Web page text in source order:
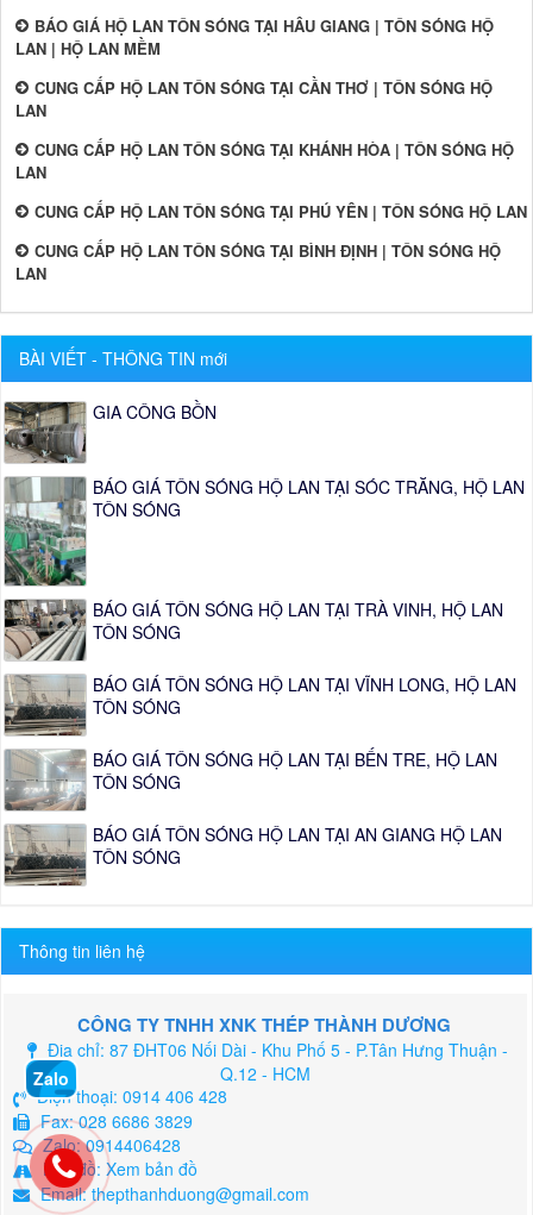
BÁO GIÁ HỘ LAN TÔN SÓNG TẠI HÂU GIANG | TÔN SÓNG HỘ
LAN | HỘ LAN MỀM
CUNG CẤP HỘ LAN TÔN SÓNG TẠI CẦN THƠ | TÔN SÓNG HỘ
LAN
CUNG CẤP HỘ LAN TÔN SÓNG TẠI KHÁNH HÒA | TÔN SÓNG HỘ
LAN
CUNG CẤP HỘ LAN TÔN SÓNG TẠI PHÚ YÊN | TÔN SÓNG HỘ LAN
CUNG CẤP HỘ LAN TÔN SÓNG TẠI BÌNH ĐỊNH | TÔN SÓNG HỘ
LAN
Zalo
BÀI VIẾT - THÔNG TIN mới
GIA CÔNG BỒN
BÁO GIÁ TÔN SÓNG HỘ LAN TẠI SÓC TRĂNG, HỘ LAN
TÔN SÓNG
BÁO GIÁ TÔN SÓNG HỘ LAN TẠI TRÀ VINH, HỘ LAN
TÔN SÓNG
BÁO GIÁ TÔN SÓNG HỘ LAN TẠI VĨNH LONG, HỘ LAN
TÔN SÓNG
BÁO GIÁ TÔN SÓNG HỘ LAN TẠI BẾN TRE, HỘ LAN
TÔN SÓNG
BÁO GIÁ TÔN SÓNG HỘ LAN TẠI AN GIANG HỘ LAN
TÔN SÓNG
Thông tin liên hệ
CÔNG TY TNHH XNK THÉP THÀNH DƯƠNG
Địa chỉ: 87 ĐHT06 Nối Dài - Khu Phố 5 - P.Tân Hưng Thuận -
Q.12 - HCM
Điện thoại: 0914 406 428
Fax: 028 6686 3829
Zalo:0914406428
Bản đồ: Xem bản đồ
Email:thepthanhduong@gmail.com